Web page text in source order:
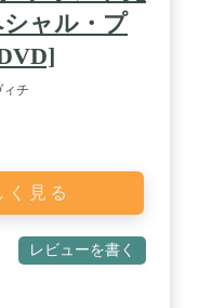
ャル・プ
ィチ
く見る
レビューを書く